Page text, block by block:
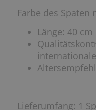
Farbe des Spaten
Länge: 40 cm
Lieferumfang: 1